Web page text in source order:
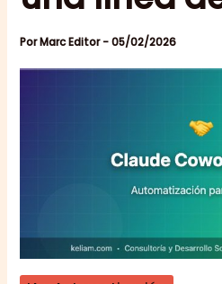
PorMarc Editor-05/02/2026